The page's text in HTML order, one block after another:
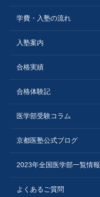
学費・入塾の流れ
入塾案内
合格実績
合格体験記
医学部受験コラム
京都医塾公式ブログ
2023年全国医学部一覧情報
よくあるご質問